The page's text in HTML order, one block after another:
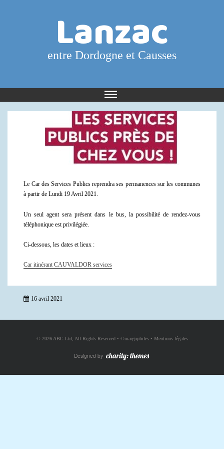
Lanzac
entre Dordogne et Causses
Le Car des Services Publics reprendra ses permanences sur les communes
à partir de Lundi 19 Avril 2021.
Un seul agent sera présent dans le bus, la possibilité de rendez-vous
téléphonique est privilégiée.
Ci-dessous, les dates et lieux :
Car itinérant CAUVALDOR services
16 avril 2021
© 2026 ABC Ltd, All Rights Reserved • ©margophiles• Mentions légales
Designed by